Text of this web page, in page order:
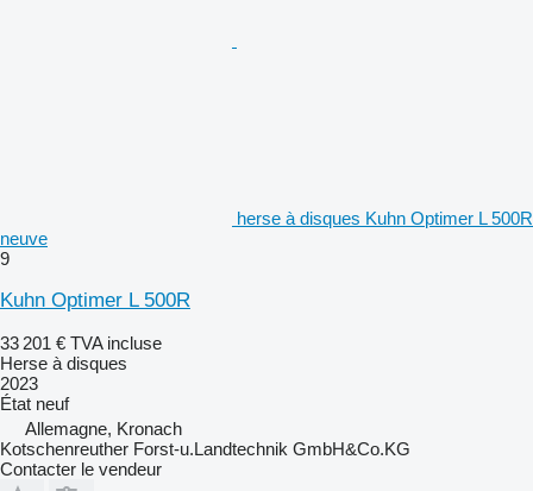
herse à disques Kuhn Optimer L 500R
neuve
9
Kuhn Optimer L 500R
33 201 € TVA incluse
Herse à disques
2023
État neuf
Allemagne, Kronach
Kotschenreuther Forst-u.Landtechnik GmbH&Co.KG
Contacter le vendeur